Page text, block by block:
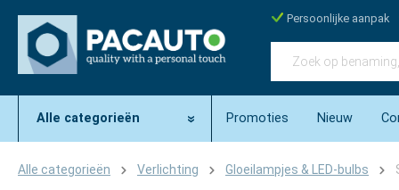
Persoonlijke aanpak
Alle categorieën Promoties Nieuw
Alle categorieën Verlichting Gloeilampjes & LED-bulbs